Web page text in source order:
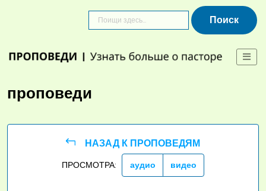
проповеди
НАЗАД К ПРОПОВЕДЯМ
ПРОСМОТРА: аудио видео